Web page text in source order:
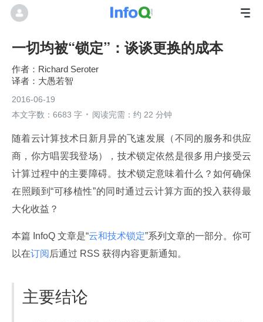
一切均被“锁定”：谈谈更换的成本
Richard Seroter
大愚若智
2016-06-19
本文字数：6683 字
阅读完需：约 22 分钟
随着云计算技术日新月异的飞速发展（不同的服务和供应
商，你方唱罢我登场），技术锁定依然是很多用户接受云
计算过程中的主要障碍。技术锁定意味着什么？如何确保
在照顾到“可移植性”的同时通过云计算方面的投入获得最
大化收益？
本篇 InfoQ 文章是“云和技术锁定”系列文章的一部分。你可
以在订阅 后通过 RSS 获得内容更新通知。
主要结论